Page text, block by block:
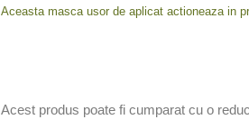
Aceasta masca usor de aplicat actioneaza in
Acest produs poate fi cumparat cu o